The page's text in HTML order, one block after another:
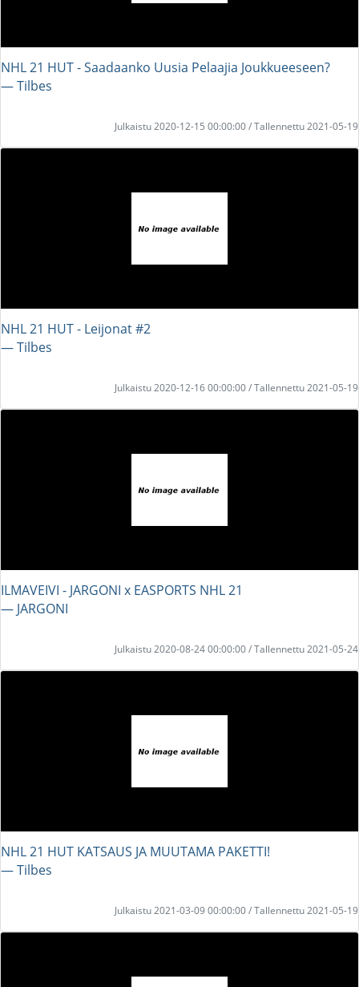
NHL 21 HUT - Saadaanko Uusia Pelaajia Joukkueeseen?
― Tilbes
Julkaistu 2020-12-15 00:00:00 / Tallennettu 2021-05-19
NHL 21 HUT - Leijonat #2
― Tilbes
Julkaistu 2020-12-16 00:00:00 / Tallennettu 2021-05-19
ILMAVEIVI - JARGONI x EASPORTS NHL 21
― JARGONI
Julkaistu 2020-08-24 00:00:00 / Tallennettu 2021-05-24
NHL 21 HUT KATSAUS JA MUUTAMA PAKETTI!
― Tilbes
Julkaistu 2021-03-09 00:00:00 / Tallennettu 2021-05-19